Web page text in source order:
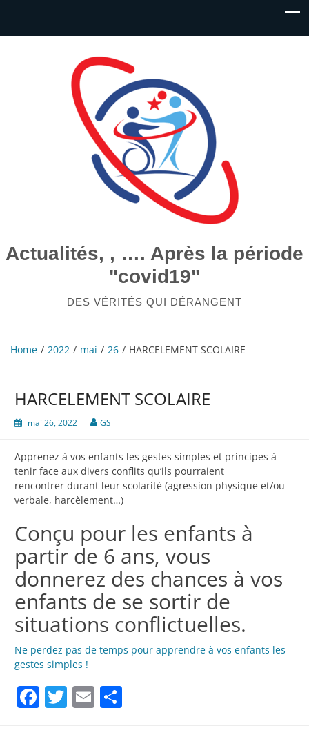
Actualités, , …. Après la période
"covid19"
DES VÉRITÉS QUI DÉRANGENT
Home 2022 mai 26 HARCELEMENT SCOLAIRE
HARCELEMENT SCOLAIRE
mai 26, 2022 GS
Apprenez à vos enfants les gestes simples et principes à
tenir face aux divers conflits qu’ils pourraient
rencontrer durant leur scolarité (agression physique et/ou
verbale, harcèlement…)
Conçu pour les enfants à
partir de 6 ans, vous
donnerez des chances à vos
enfants de se sortir de
situations conflictuelles.
Ne perdez pas de temps pour apprendre à vos enfants les
gestes simples !
Facebook
Twitter
Email